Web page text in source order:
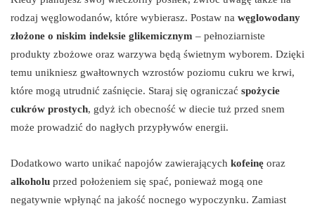
rodzaj węglowodanów, które wybierasz. Postaw na węglowodany
złożone o niskim indeksie glikemicznym – pełnoziarniste
produkty zbożowe oraz warzywa będą świetnym wyborem. Dzięki
temu unikniesz gwałtownych wzrostów poziomu cukru we krwi,
które mogą utrudnić zaśnięcie. Staraj się ograniczać spożycie
cukrów prostych, gdyż ich obecność w diecie tuż przed snem
może prowadzić do nagłych przypływów energii.
Dodatkowo warto unikać napojów zawierających kofeinę oraz
alkoholu przed położeniem się spać, ponieważ mogą one
negatywnie wpłynąć na jakość nocnego wypoczynku. Zamiast